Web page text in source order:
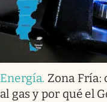
Energía. Zona Fría:
al gas y por qué el